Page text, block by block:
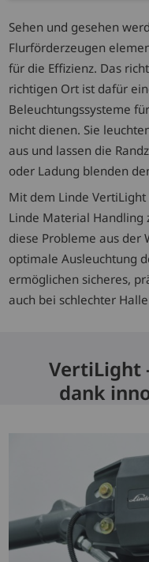
Sehen und gesehen
Flurförderzeugen
für die Effizienz. Das
richtigen Ort ist dafür
Beleuchtungssysteme
nicht dienen. Sie
aus und lassen die
oder Ladung blenden
Mit dem Linde
Linde Material Handling
diese Probleme aus der
optimale Ausleuchtung
ermöglichen sicheres,
auch bei schlechter
VertiLight
dank